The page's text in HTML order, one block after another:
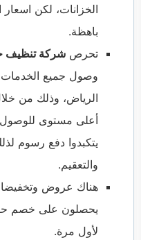
الخزانات، لكن
باهظة.
تحرص شركة تنظيف
وصول جميع الخدمات
الرياض، وذلك من
أعلى مستوى للوصول
يتكبدوا دفع رسوم
والتعقيم.
هناك عروض
يحصلون على خصم
لأول مرة.